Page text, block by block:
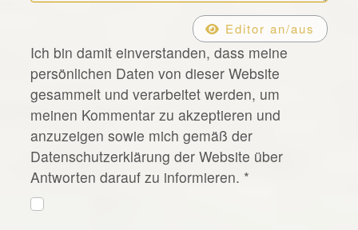
Editor an/aus
Ich bin damit einverstanden, dass meine
persönlichen Daten von dieser Website
gesammelt und verarbeitet werden, um
meinen Kommentar zu akzeptieren und
anzuzeigen sowie mich gemäß der
Datenschutzerklärung der Website über
Antworten darauf zu informieren. *